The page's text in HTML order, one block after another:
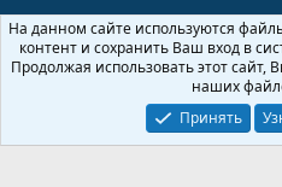
Russian (RU)
Обратная связь
Условия и
Политика конфиденциальности
Community platform by XenForo ® ©
На данном сайте используются
контент и сохранить Ваш вход в
Продолжая использовать этот сайт,
наших
Принять